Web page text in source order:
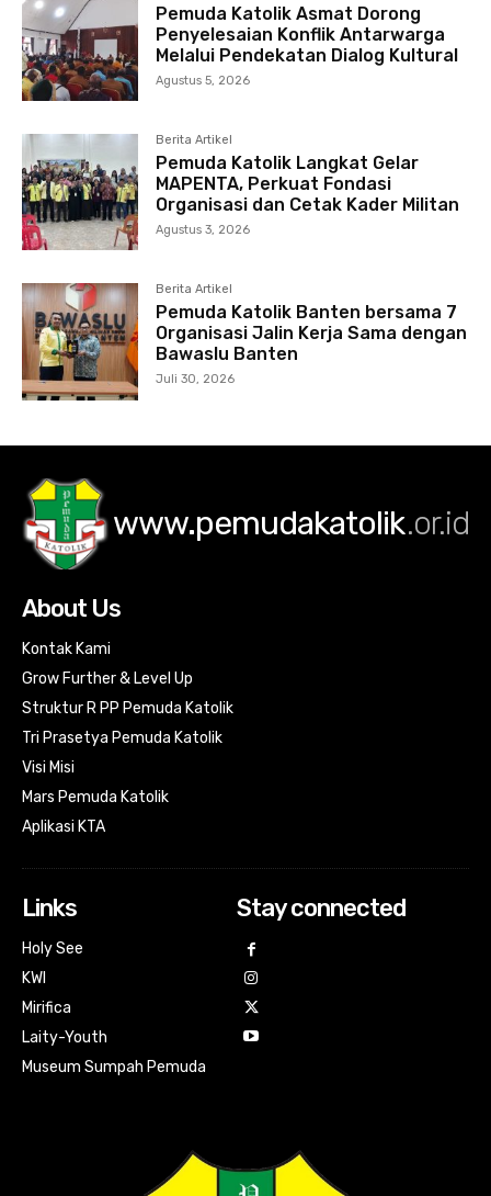
Pemuda Katolik Asmat Dorong
Penyelesaian Konflik Antarwarga
Melalui Pendekatan Dialog Kultural
Agustus 5, 2026
Berita Artikel
Pemuda Katolik Langkat Gelar
MAPENTA, Perkuat Fondasi
Organisasi dan Cetak Kader Militan
Agustus 3, 2026
Berita Artikel
Pemuda Katolik Banten bersama 7
Organisasi Jalin Kerja Sama dengan
Bawaslu Banten
Juli 30, 2026
www.pemudakatolik.or.id
About Us
Kontak Kami
Grow Further & Level Up
Struktur R PP Pemuda Katolik
Tri Prasetya Pemuda Katolik
Visi Misi
Mars Pemuda Katolik
Aplikasi KTA
Links
Holy See
KWI
Mirifica
Laity-Youth
Museum Sumpah Pemuda
Stay connected